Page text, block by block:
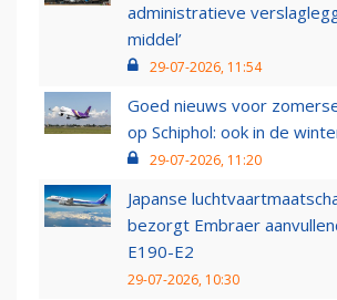
administratieve
middel’
29-07-2026, 11:54
Goed nieuws voor
op Schiphol: ook in de
29-07-2026, 11:20
Japanse
bezorgt Embraer
E190-E2
29-07-2026, 10:30